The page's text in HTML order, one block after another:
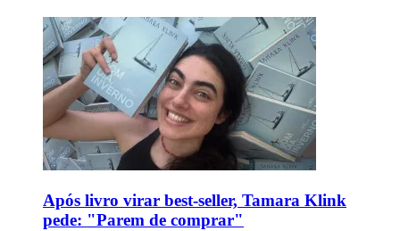
Após livro virar best-seller, Tamara Klink
pede: "Parem de comprar"